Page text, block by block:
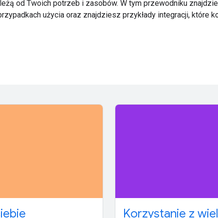
od Twoich potrzeb i zasobów. W tym przewodniku
użycia oraz znajdziesz przykłady integracji, które
Korzystanie z